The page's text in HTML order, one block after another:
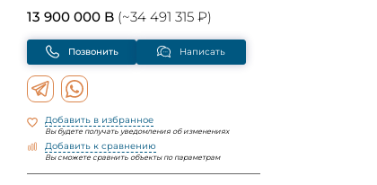
13 900 000 B (~34 491 315 ₽)
Позвонить Написать
Добавить в избранное
Вы будете получать уведомления об изменениях
Добавить к сравнению
Вы сможете сравнить объекты по параметрам